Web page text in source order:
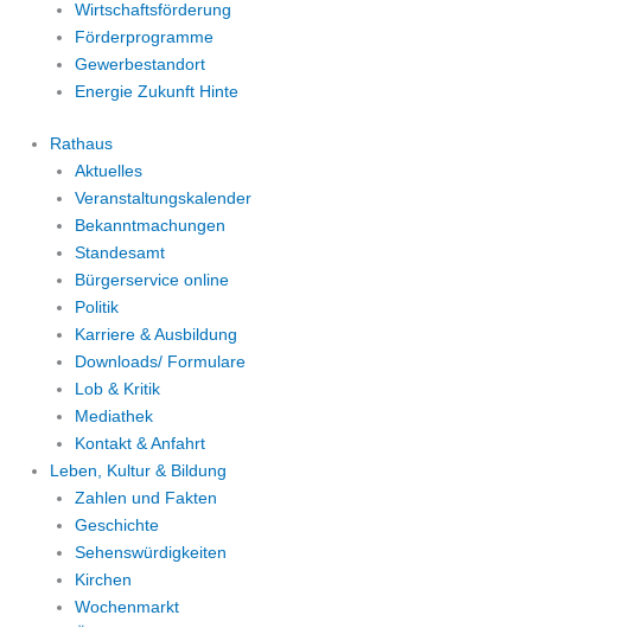
Wirtschaftsförderung
Förderprogramme
Gewerbestandort
Energie Zukunft Hinte
Rathaus
Aktuelles
Veranstaltungskalender
Bekanntmachungen
Standesamt
Bürgerservice online
Politik
Karriere & Ausbildung
Downloads/ Formulare
Lob & Kritik
Mediathek
Kontakt & Anfahrt
Leben, Kultur & Bildung
Zahlen und Fakten
Geschichte
Sehenswürdigkeiten
Kirchen
Wochenmarkt